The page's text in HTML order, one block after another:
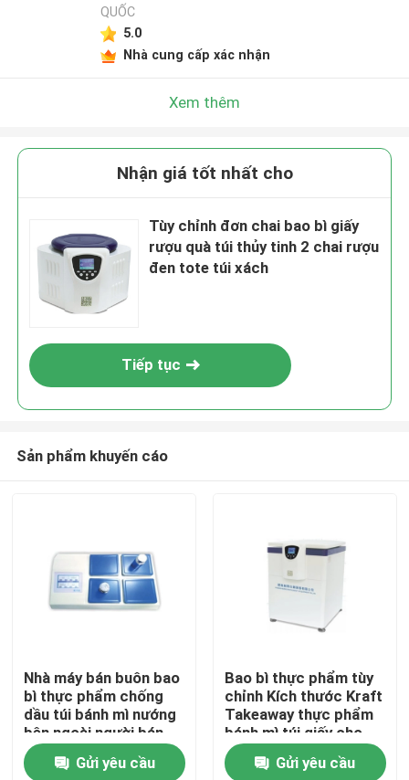
QUỐC
5.0
Nhà cung cấp xác nhận
Xem thêm
Nhận giá tốt nhất cho
Tùy chỉnh đơn chai bao bì giấy
rượu quà túi thủy tinh 2 chai rượu
đen tote túi xách
Tiếp tục
Sản phẩm khuyến cáo
Nhà máy bán buôn bao
bì thực phẩm chống
dầu túi bánh mì nướng
bên ngoài người bán
Bottom Kraft Paper
Bag
Gửi yêu cầu
Bao bì thực phẩm tùy
chỉnh Kích thước Kraft
Takeaway thực phẩm
bánh mì túi giấy cho
nhà hàng
Gửi yêu cầu